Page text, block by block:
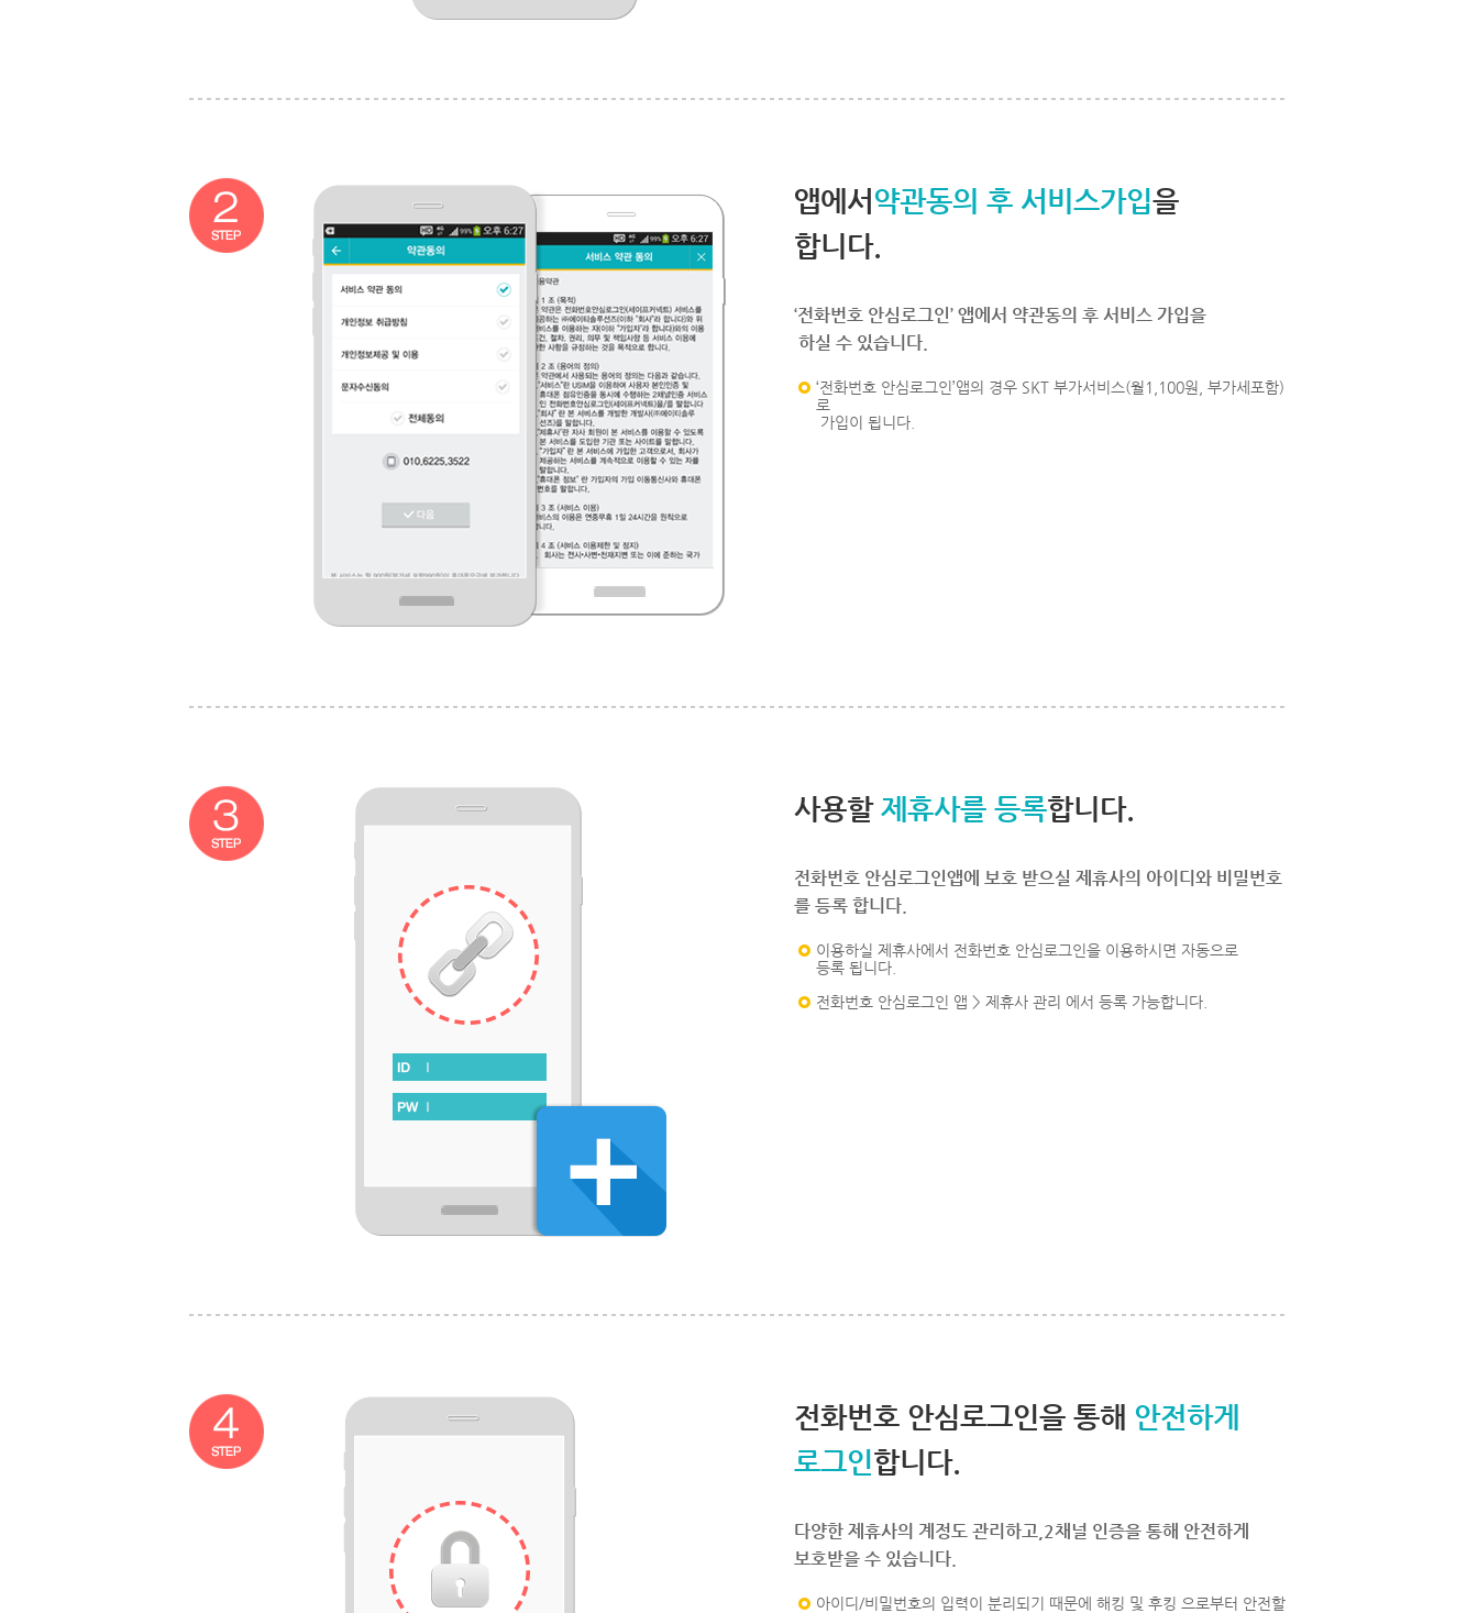
앱에서 약관동의 후 서비스가입을
합니다.
‘전화번호 안심로그인’ 앱에서 약관동의 후 서비스 가입을
하실 수 있습니다.
‘전화번호 안심로그인’앱의 경우 SKT 부가서비스(월1,100원, 부가세포함)
로
가입이 됩니다.
사용할 제휴사를 등록합니다.
전화번호 안심로그인앱에 보호 받으실 제휴사의 아이디와 비밀번호
를 등록 합니다.
이용하실 제휴사에서 전화번호 안심로그인을 이용하시면 자동으로
등록 됩니다.
전화번호 안심로그인 앱 > 제휴사 관리 에서 등록 가능합니다.
전화번호 안심로그인을 통해 안전하게
로그인합니다.
다양한 제휴사의 계정도 관리하고,2채널 인증을 통해 안전하게
보호받을 수 있습니다.
아이디/비밀번호의 입력이 분리되기 때문에 해킹 및 후킹 으로부터 안전할